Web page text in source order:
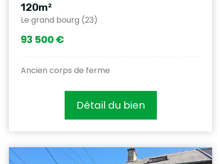
120m²
Le grand bourg (23)
93 500 €
Ancien corps de ferme
Détail du bien